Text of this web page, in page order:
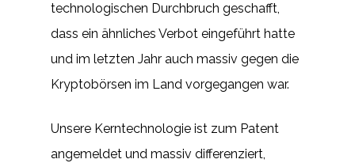
technologischen Durchbruch geschafft,
dass ein ähnliches Verbot eingeführt hatte
und im letzten Jahr auch massiv gegen die
Kryptobörsen im Land vorgegangen war.
Unsere Kerntechnologie ist zum Patent
angemeldet und massiv differenziert,